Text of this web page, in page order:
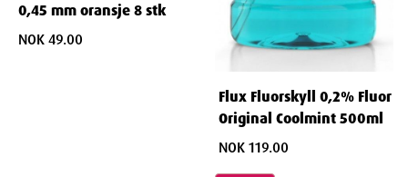
0,45 mm oransje 8 stk
NOK 49.00
Flux Fluorskyll 0,2% Fluor
Original Coolmint 500ml
NOK 119.00